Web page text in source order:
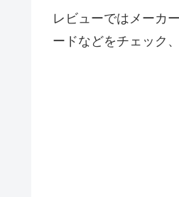
レビューではメーカ
ードなどをチェック